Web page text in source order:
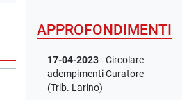
APPROFONDIMENTI
17-04-2023- Circolare
adempimenti Curatore
(Trib. Larino)